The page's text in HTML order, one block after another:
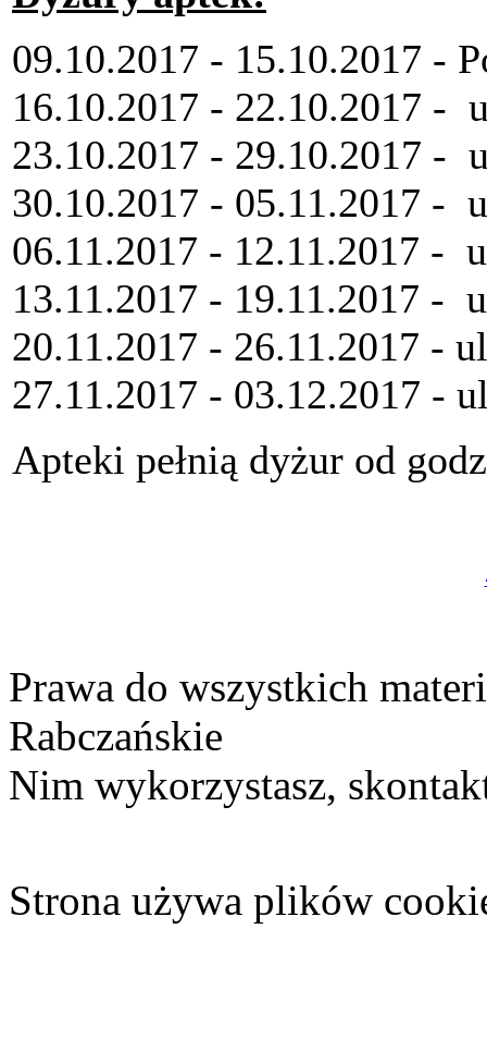
09.10.2017 - 15.10.2017 -
16.10.2017 - 22.10.2017 -
23.10.2017 - 29.10.2017 -
30.10.2017 - 05.11.2017 -
06.11.2017 - 12.11.2017 -
13.11.2017 - 19.11.2017 -
20.11.2017 - 26.11.2017 -
27.11.2017 - 03.12.2017 -
Apteki pełnią dyżur od
Prawa do wszystkich
Rabczańskie
Nim wykorzystasz,
Strona używa plików